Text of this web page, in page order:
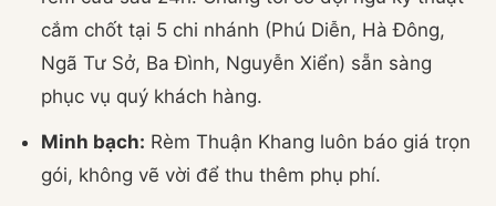
cắm chốt tại 5 chi nhánh (Phú Diễn, Hà Đông,
Ngã Tư Sở, Ba Đình, Nguyễn Xiển) sẵn sàng
phục vụ quý khách hàng.
Minh bạch: Rèm Thuận Khang luôn báo giá trọn
gói, không vẽ vời để thu thêm phụ phí.